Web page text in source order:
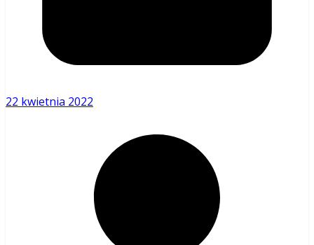
22 kwietnia 2022